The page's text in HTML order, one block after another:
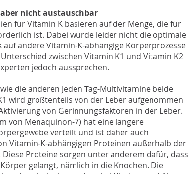
nicht austauschbar
für Vitamin K basieren auf der Menge, die für
ist. Dabei wurde leider nicht die optimale
andere Vitamin-K-abhängige Körperprozesse
zwischen Vitamin K1 und Vitamin K2
jedoch aussprechen.
die anderen Jeden Tag-Multivitamine beide
wird größtenteils von der Leber aufgenommen
von Gerinnungsfaktoren in der Leber.
von Menaquinon-7) hat eine längere
verteilt und ist daher auch
Vitamin-K-abhängigen Proteinen außerhalb der
Diese Proteine sorgen unter anderem dafür, dass
gelangt, nämlich in die Knochen. Die